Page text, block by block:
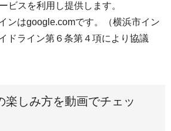
ビスを利用し提供します。
ンはgoogle.comです。（横浜市イン
ドライン第６条第４項により協議
楽しみ方を動画でチェッ